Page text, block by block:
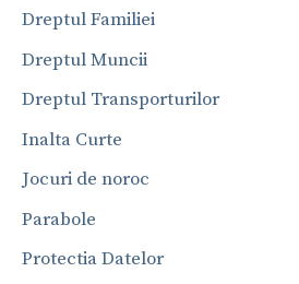
Dreptul Familiei
Dreptul Muncii
Dreptul Transporturilor
Inalta Curte
Jocuri de noroc
Parabole
Protectia Datelor